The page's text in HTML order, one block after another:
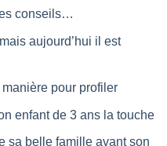
conseils…
aujourd’hui il est
pour profiler
enfant de 3 ans la touche
sa belle famille avant son